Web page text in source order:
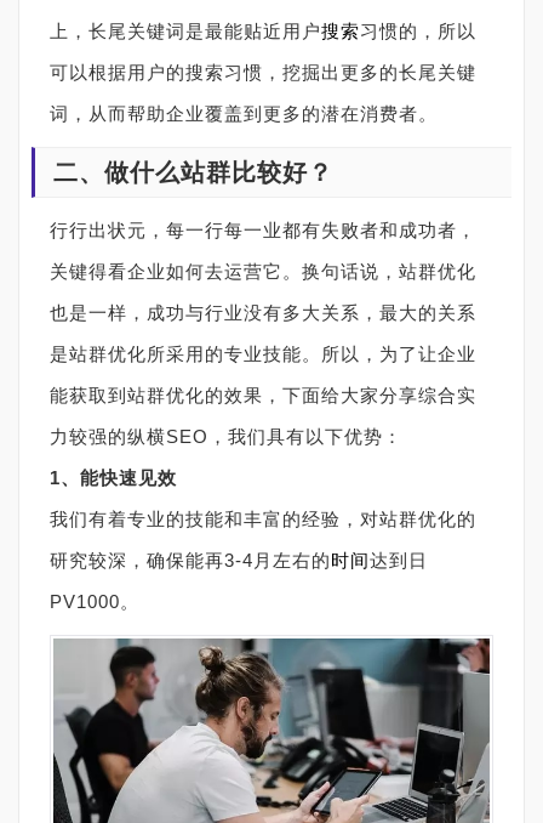
上，长尾关键词是最能贴近用户搜索习惯的，所以
可以根据用户的搜索习惯，挖掘出更多的长尾关键
词，从而帮助企业覆盖到更多的潜在消费者。
二、做什么站群比较好？
行行出状元，每一行每一业都有失败者和成功者，
关键得看企业如何去运营它。换句话说，站群优化
也是一样，成功与行业没有多大关系，最大的关系
是站群优化所采用的专业技能。所以，为了让企业
能获取到站群优化的效果，下面给大家分享综合实
力较强的纵横SEO，我们具有以下优势：
1、能快速见效
我们有着专业的技能和丰富的经验，对站群优化的
研究较深，确保能再3-4月左右的时间达到日
PV1000。